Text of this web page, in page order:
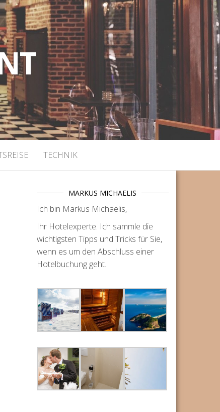
TECHNIK
MARKUS MICHAELIS
Ich bin Markus Michaelis,
Ihr Hotelexperte. Ich sammle die
wichtigsten Tipps und Tricks für Sie,
wenn es um den Abschluss einer
Hotelbuchung geht.